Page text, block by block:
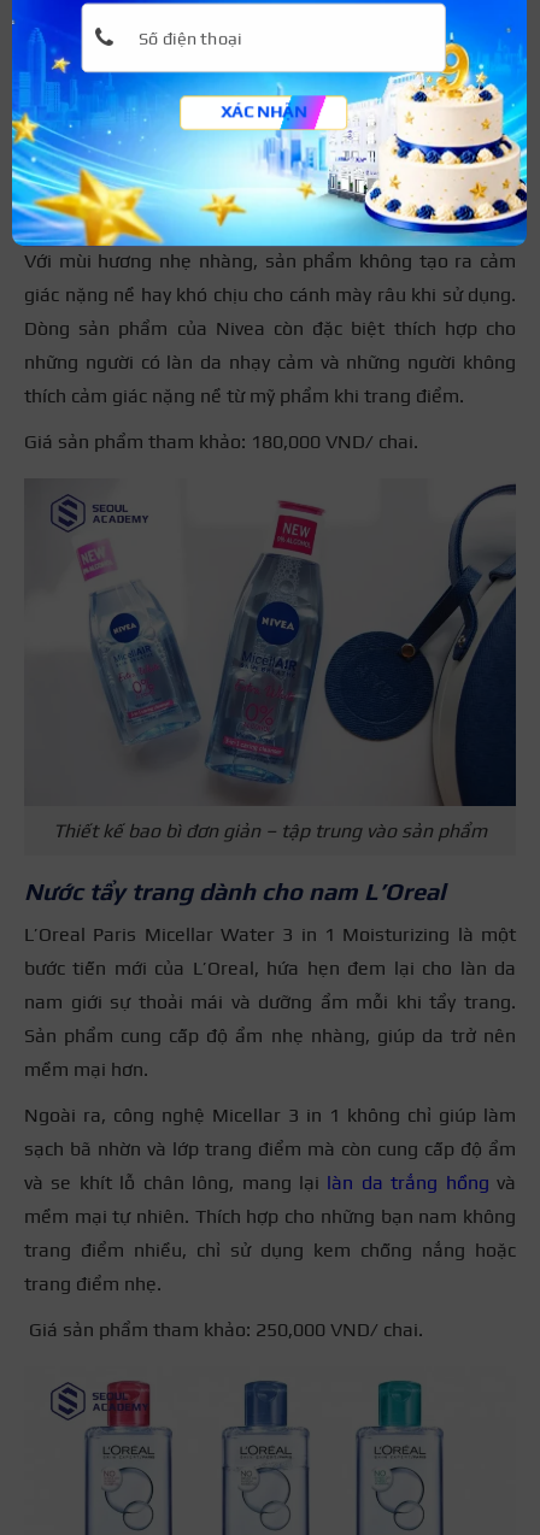
Với Nivea, bạn sẽ có cách dùng nước tẩy trang đơn giản
hơn rất nhiều vì sản phẩm này là sự kết hợp hoàn hảo
giữa tẩy sạch mọi bụi bẩn và các lớp trang điểm trên
khuôn mặt bạn. Việc kết hợp hiệu quả giữa nước và phân
tử micellar giúp làn da nam giới luôn được duy trì độ ẩm
cần thiết, giữ cho làn da không bị khô, giúp da luôn khỏe
mạnh.
Với mùi hương nhẹ nhàng, sản phẩm không tạo ra cảm
giác nặng nề hay khó chịu cho cánh mày râu khi sử dụng.
Dòng sản phẩm của Nivea còn đặc biệt thích hợp cho
những người có làn da nhạy cảm và những người không
thích cảm giác nặng nề từ mỹ phẩm khi trang điểm.
Giá sản phẩm tham khảo: 180,000 VND/ chai.
Thiết kế bao bì đơn giản – tập trung vào sản phẩm
Nước tẩy trang dành cho nam L’Oreal
L’Oreal Paris Micellar Water 3 in 1 Moisturizing là một
bước tiến mới của L’Oreal, hứa hẹn đem lại cho làn da
nam giới sự thoải mái và dưỡng ẩm mỗi khi tẩy trang.
Sản phẩm cung cấp độ ẩm nhẹ nhàng, giúp da trở nên
mềm mại hơn.
Ngoài ra, công nghệ Micellar 3 in 1 không chỉ giúp làm
sạch bã nhờn và lớp trang điểm mà còn cung cấp độ ẩm
và se khít lỗ chân lông, mang lại làn da trắng hồng và
mềm mại tự nhiên. Thích hợp cho những bạn nam không
trang điểm nhiều, chỉ sử dụng kem chống nắng hoặc
trang điểm nhẹ.
Giá sản phẩm tham khảo: 250,000 VND/ chai.
XÁC NHẬN